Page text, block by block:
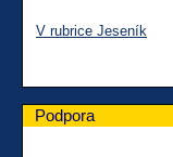
V rubrice Jeseník
Podpora